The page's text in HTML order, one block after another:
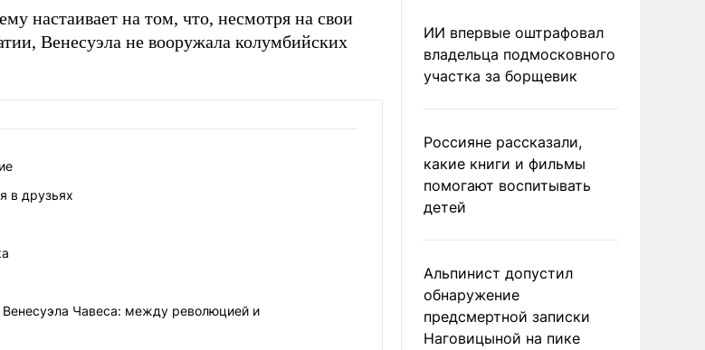
настаивает на том, что, несмотря на свои
Венесуэла не вооружала колумбийских
в друзьях
Венесуэла Чавеса: между революцией и
ИИ впервые оштрафовал
владельца подмосковного
участка за борщевик
Россияне рассказали,
какие книги и фильмы
помогают воспитывать
детей
Альпинист допустил
обнаружение
предсмертной записки
Наговицыной на пике